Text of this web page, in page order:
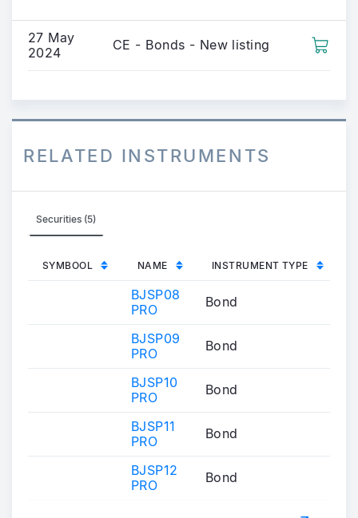
27 May
2024
CE - Bonds - New listing
RELATED INSTRUMENTS
Securities (5)
SYMBOOL NAME INSTRUMENT TYPE
BJSP08
PRO
Bond
BJSP09
PRO
Bond
BJSP10
PRO
Bond
BJSP11
PRO
Bond
BJSP12
PRO
Bond